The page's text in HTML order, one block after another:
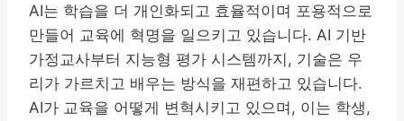
AI는 학습을 더 개인화되고 효율적이며 포용적으로
만들어 교육에 혁명을 일으키고 있습니다. AI 기반
가정교사부터 지능형 평가 시스템까지, 기술은 우
리가 가르치고 배우는 방식을 재편하고 있습니다.
AI가 교육을 어떻게 변혁시키고 있으며, 이는 학생,